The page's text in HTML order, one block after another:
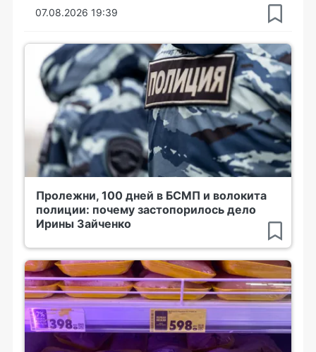
07.08.2026 19:39
Пролежни, 100 дней в БСМП и волокита
полиции: почему застопорилось дело
Ирины Зайченко